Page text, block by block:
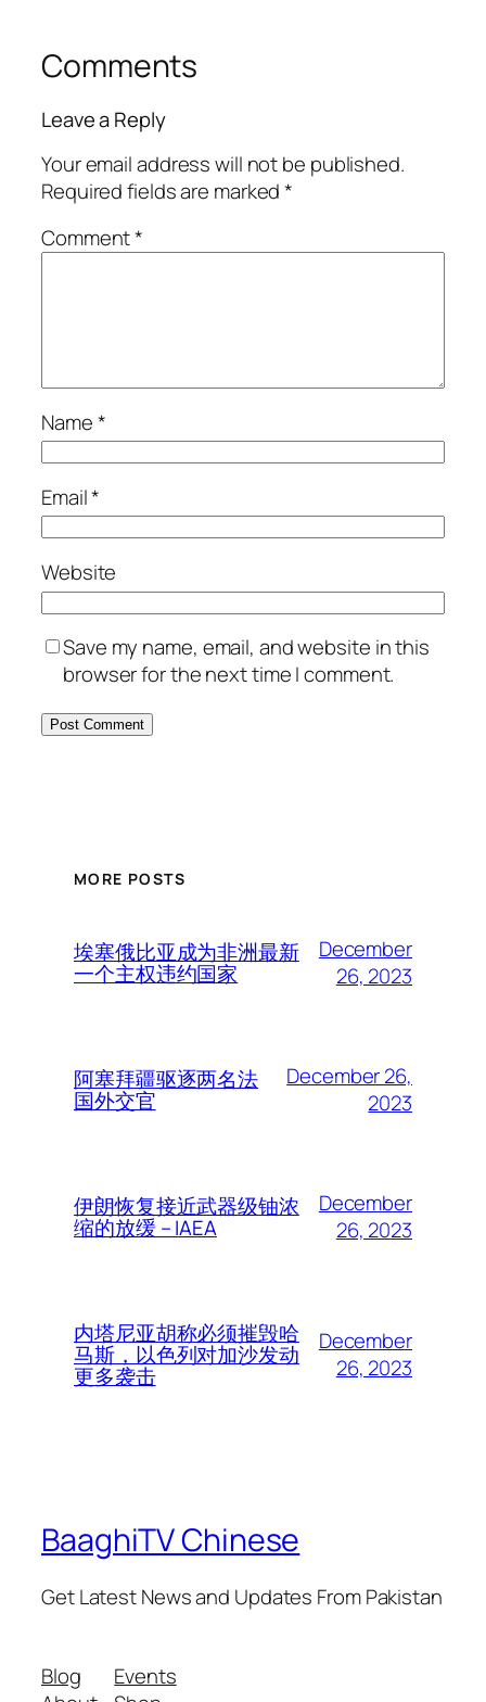
Comments
Leave a Reply
Your email address will not be published.
Required fields are marked*
Comment*
Name*
Email*
Website
Save my name, email, and website in this
browser for the next time I comment.
MORE POSTS
埃塞俄比亚成为非洲最新
一个主权违约国家
December
26, 2023
阿塞拜疆驱逐两名法
国外交官
December 26,
2023
伊朗恢复接近武器级铀浓
缩的放缓 – IAEA
December
26, 2023
内塔尼亚胡称必须摧毁哈
马斯，以色列对加沙发动
更多袭击
December
26, 2023
BaaghiTV Chinese
Get Latest News and Updates From Pakistan
Blog
Events